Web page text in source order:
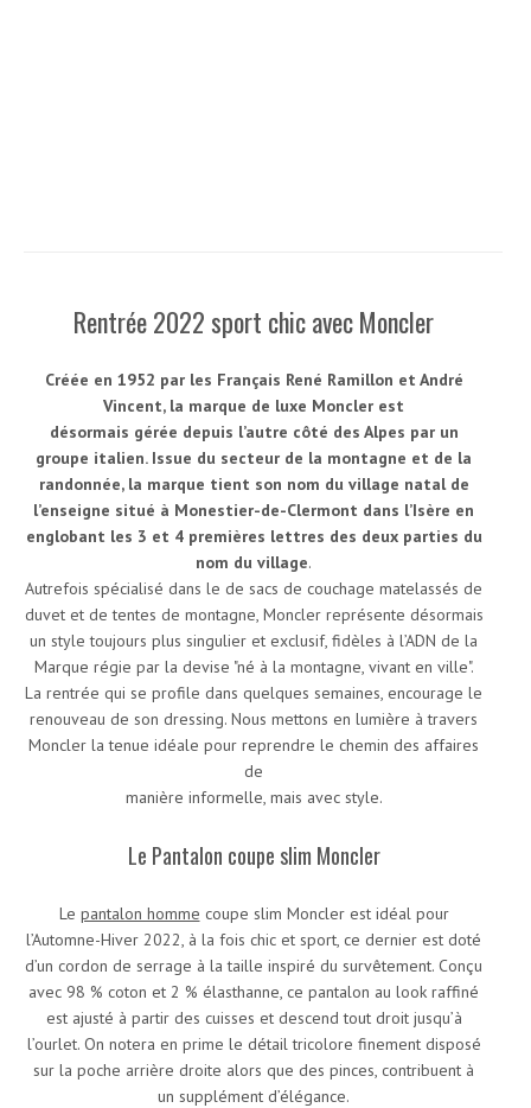
Rentrée 2022 sport chic avec Moncler
Créée en 1952 par les Français René Ramillon et André
Vincent, la marque de luxe Moncler est
désormais gérée depuis l’autre côté des Alpes par un
groupe italien. Issue du secteur de la montagne et de la
randonnée, la marque tient son nom du village natal de
l’enseigne situé à Monestier-de-Clermont dans l’Isère en
englobant les 3 et 4 premières lettres des deux parties du
nom du village.
Autrefois spécialisé dans le de sacs de couchage matelassés de
duvet et de tentes de montagne, Moncler représente désormais
un style toujours plus singulier et exclusif, fidèles à l’ADN de la
Marque régie par la devise "né à la montagne, vivant en ville".
La rentrée qui se profile dans quelques semaines, encourage le
renouveau de son dressing. Nous mettons en lumière à travers
Moncler la tenue idéale pour reprendre le chemin des affaires
de
manière informelle, mais avec style.
Le Pantalon coupe slim Moncler
Le pantalon homme coupe slim Moncler est idéal pour
l’Automne-Hiver 2022, à la fois chic et sport, ce dernier est doté
d’un cordon de serrage à la taille inspiré du survêtement. Conçu
avec 98 % coton et 2 % élasthanne, ce pantalon au look raffiné
est ajusté à partir des cuisses et descend tout droit jusqu’à
l’ourlet. On notera en prime le détail tricolore finement disposé
sur la poche arrière droite alors que des pinces, contribuent à
un supplément d’élégance.